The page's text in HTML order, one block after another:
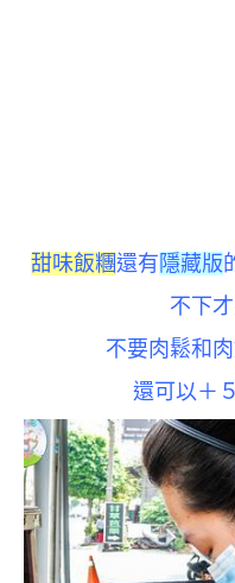
甜味飯糰還有 隱藏版
不下
不要肉鬆和
還可以＋